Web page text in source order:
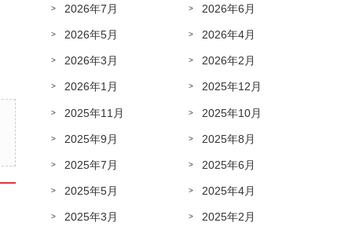
2026年7月 2026年6月
2026年5月 2026年4月
2026年3月 2026年2月
2026年1月 2025年12月
2025年11月 2025年10月
2025年9月 2025年8月
2025年7月 2025年6月
2025年5月 2025年4月
2025年3月 2025年2月